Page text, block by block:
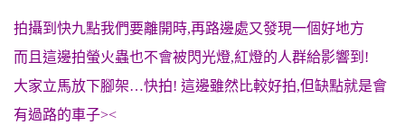
拍攝到快九點我們要離開時,再路邊處又發現一個好地方
而且這邊拍螢火蟲也不會被閃光燈,紅燈的人群給影響到!
大家立馬放下腳架…快拍! 這邊雖然比較好拍,但缺點就是會
有過路的車子><